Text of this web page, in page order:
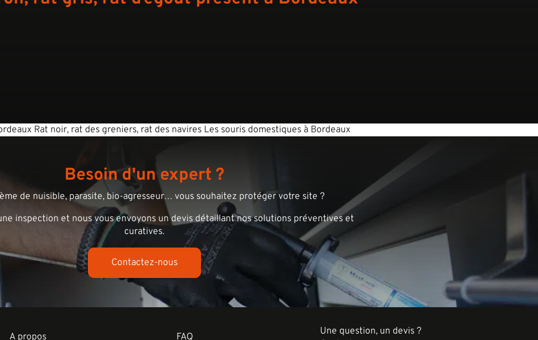
Rat noir, rat des greniers, rat des navires Les souris domestiques à Bordeaux
Besoin d'un expert ?
de nuisible, parasite, bio-agresseur… vous souhaitez protéger votre site ?
inspection et nous vous envoyons un devis détaillant nos solutions préventives et
curatives.
Contactez-nous
A propos FAQ
Une question, un devis ?